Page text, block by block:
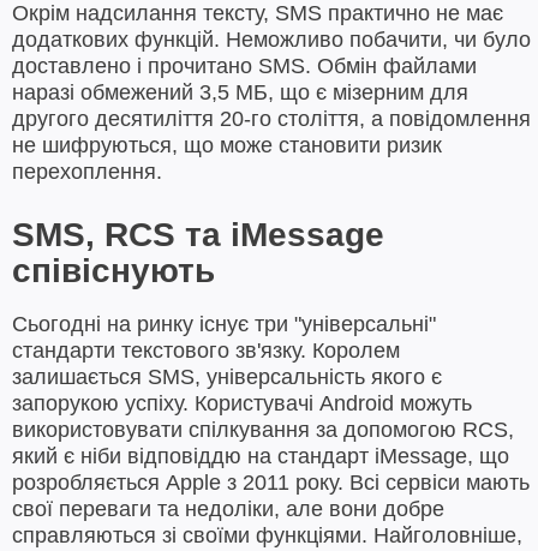
Окрім надсилання тексту, SMS практично не має
додаткових функцій. Неможливо побачити, чи було
доставлено і прочитано SMS. Обмін файлами
наразі обмежений 3,5 МБ, що є мізерним для
другого десятиліття 20-го століття, а повідомлення
не шифруються, що може становити ризик
перехоплення.
SMS, RCS та iMessage
співіснують
Сьогодні на ринку існує три "універсальні"
стандарти текстового зв'язку. Королем
залишається SMS, універсальність якого є
запорукою успіху. Користувачі Android можуть
використовувати спілкування за допомогою RCS,
який є ніби відповіддю на стандарт iMessage, що
розробляється Apple з 2011 року. Всі сервіси мають
свої переваги та недоліки, але вони добре
справляються зі своїми функціями. Найголовніше,